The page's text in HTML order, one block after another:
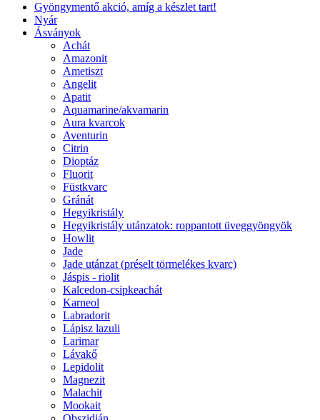
Gyöngymentő akció, amíg a készlet tart!
Nyár
Ásványok
Achát
Amazonit
Ametiszt
Angelit
Apatit
Aquamarine/akvamarin
Aura kvarcok
Aventurin
Citrin
Dioptáz
Fluorit
Füstkvarc
Gránát
Hegyikristály
Hegyikristály utánzatok: roppantott üveggyöngyök
Howlit
Jade
Jade utánzat (préselt törmelékes kvarc)
Jáspis - riolit
Kalcedon-csipkeachát
Karneol
Labradorit
Lápisz lazuli
Larimar
Lávakő
Lepidolit
Magnezit
Malachit
Mookait